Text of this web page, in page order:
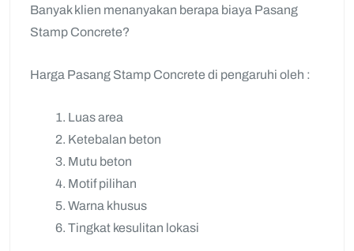
Banyak klien menanyakan berapa biaya Pasang
Stamp Concrete?
Harga Pasang Stamp Concrete di pengaruhi oleh :
Luas area
Ketebalan beton
Mutu beton
Motif pilihan
Warna khusus
Tingkat kesulitan lokasi